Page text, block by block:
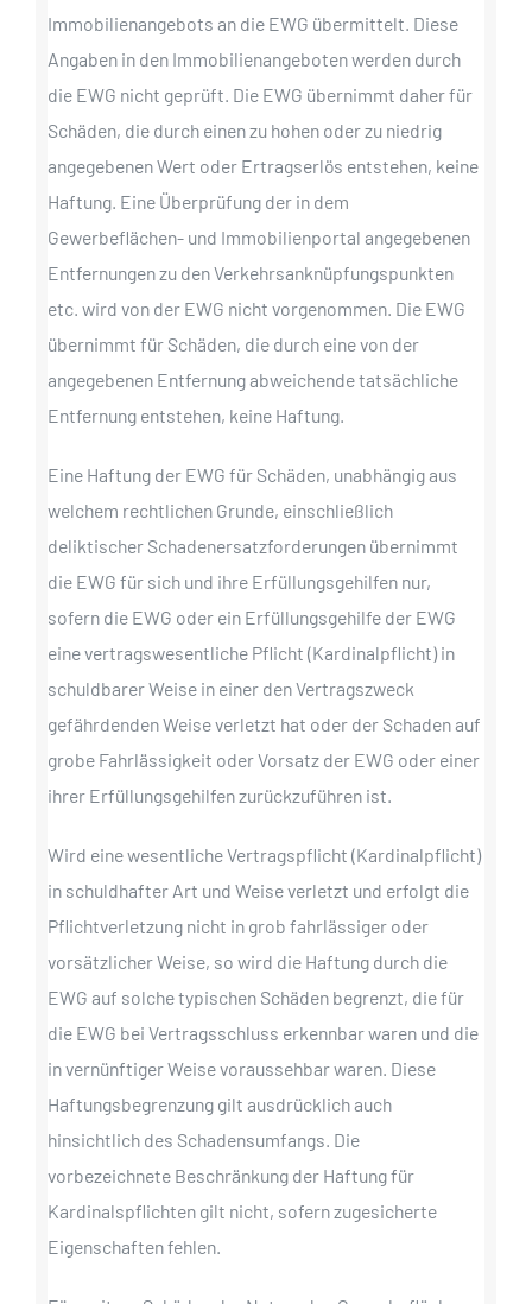
Immobilienangebots an die EWG übermittelt. Diese
Angaben in den Immobilienangeboten werden durch
die EWG nicht geprüft. Die EWG übernimmt daher für
Schäden, die durch einen zu hohen oder zu niedrig
angegebenen Wert oder Ertragserlös entstehen, keine
Haftung. Eine Überprüfung der in dem
Gewerbeflächen- und Immobilienportal angegebenen
Entfernungen zu den Verkehrsanknüpfungspunkten
etc. wird von der EWG nicht vorgenommen. Die EWG
übernimmt für Schäden, die durch eine von der
angegebenen Entfernung abweichende tatsächliche
Entfernung entstehen, keine Haftung.
Eine Haftung der EWG für Schäden, unabhängig aus
welchem rechtlichen Grunde, einschließlich
deliktischer Schadenersatzforderungen übernimmt
die EWG für sich und ihre Erfüllungsgehilfen nur,
sofern die EWG oder ein Erfüllungsgehilfe der EWG
eine vertragswesentliche Pflicht (Kardinalpflicht) in
schuldbarer Weise in einer den Vertragszweck
gefährdenden Weise verletzt hat oder der Schaden auf
grobe Fahrlässigkeit oder Vorsatz der EWG oder einer
ihrer Erfüllungsgehilfen zurückzuführen ist.
Wird eine wesentliche Vertragspflicht (Kardinalpflicht)
in schuldhafter Art und Weise verletzt und erfolgt die
Pflichtverletzung nicht in grob fahrlässiger oder
vorsätzlicher Weise, so wird die Haftung durch die
EWG auf solche typischen Schäden begrenzt, die für
die EWG bei Vertragsschluss erkennbar waren und die
in vernünftiger Weise voraussehbar waren. Diese
Haftungsbegrenzung gilt ausdrücklich auch
hinsichtlich des Schadensumfangs. Die
vorbezeichnete Beschränkung der Haftung für
Kardinalspflichten gilt nicht, sofern zugesicherte
Eigenschaften fehlen.